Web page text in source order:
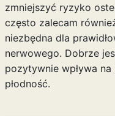
zmniejszyć ryzyko
często zalecam
niezbędna dla
nerwowego. Dobrze
pozytywnie wpływa
płodność.